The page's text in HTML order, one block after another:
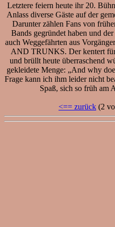
Letztere feiern heute ihr 20.
Anlass diverse Gäste auf der
Darunter zählen Fans von
Bands gegründet haben und
auch Weggefährten aus
AND TRUNKS. Der kentert
und brüllt heute überraschend
gekleidete Menge: „And why
Frage kann ich ihm leider nicht
Spaß, sich so früh am
<== zurück (2